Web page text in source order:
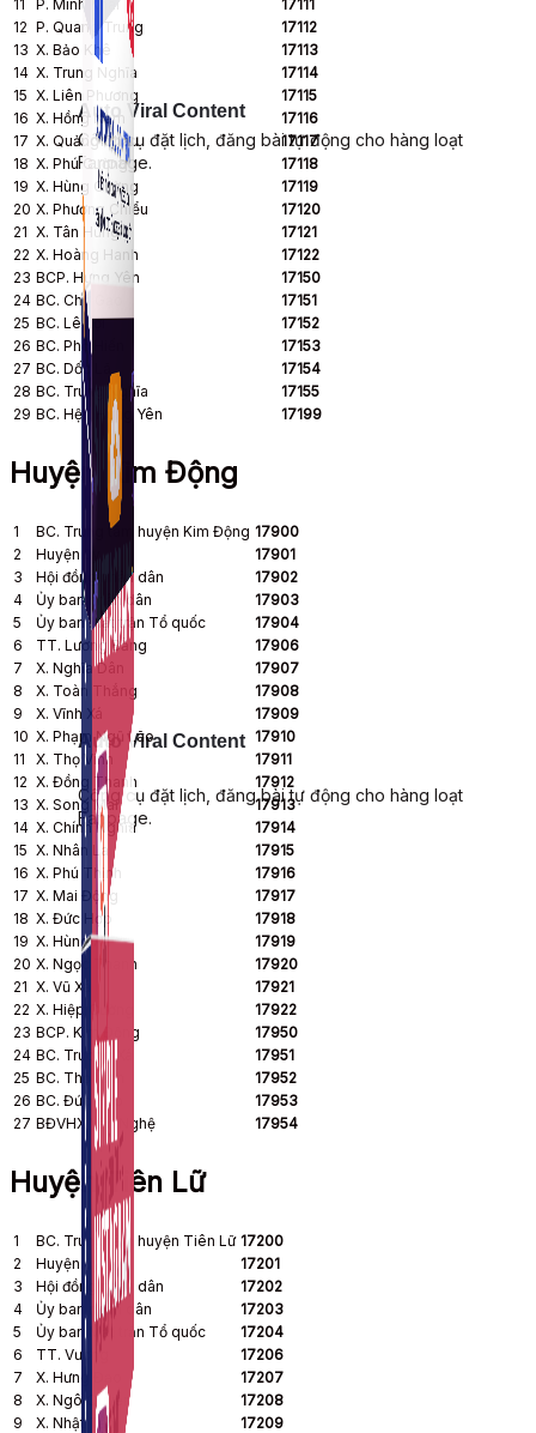
Auto Viral Content
Công cụ đặt lịch, đăng bài tự động cho hàng loạt
Fanpage.
Auto Viral Content
Công cụ đặt lịch, đăng bài tự động cho hàng loạt
Fanpage.
11
P. Minh Khai
17111
12 P. Quang Trung
17112
13 X. Bảo Khê
17113
14 X. Trung Nghĩa
17114
15 X. Liên Phương
17115
16 X. Hồng Nam
17116
17 X. Quảng Châu
17117
18 X. Phú Cường
17118
19 X. Hùng Cường
17119
20 X. Phương Chiểu
17120
21 X. Tân Hưng
17121
22 X. Hoàng Hanh
17122
23 BCP. Hưng Yên
17150
24 BC. Chợ Gạo
17151
25 BC. Lê Lợi
17152
26 BC. Phố Hiến
17153
27 BC. Dốc Lã
17154
28 BC. Trung Nghĩa
17155
29 BC. Hệ 1 Hưng Yên 17199
Huyện Kim Động
1 BC. Trung tâm huyện Kim Động 17900
2
Huyện ủy
17901
3
Hội đồng nhân dân
17902
4
Ủy ban nhân dân
17903
5
Ủy ban Mặt trận Tổ quốc
17904
6
TT. Lương Bằng
17906
7
X. Nghĩa Dân
17907
8
X. Toàn Thắng
17908
9
X. Vĩnh Xá
17909
10 X. Phạm Ngũ Lão
17910
11
X. Thọ Vinh
17911
12 X. Đồng Thanh
17912
13 X. Song Mai
17913
14 X. Chính Nghĩa
17914
15 X. Nhân La
17915
16 X. Phú Thịnh
17916
17 X. Mai Động
17917
18 X. Đức Hợp
17918
19 X. Hùng An
17919
20 X. Ngọc Thanh
17920
21 X. Vũ Xá
17921
22 X. Hiệp Cường
17922
23 BCP. Kim Động
17950
24 BC. Trương Xá
17951
25 BC. Thọ Vinh
17952
26 BC. Đức Hợp
17953
27 BĐVHX Vân Nghệ 17954
Huyện Tiên Lữ
1 BC. Trung tâm huyện Tiên Lữ 17200
2
Huyện ủy
17201
3
Hội đồng nhân dân
17202
4
Ủy ban nhân dân
17203
5
Ủy ban Mặt trận Tổ quốc
17204
6
TT. Vương
17206
7
X. Hưng Đạo
17207
8
X. Ngô Quyền
17208
9
X. Nhật Tân
17209